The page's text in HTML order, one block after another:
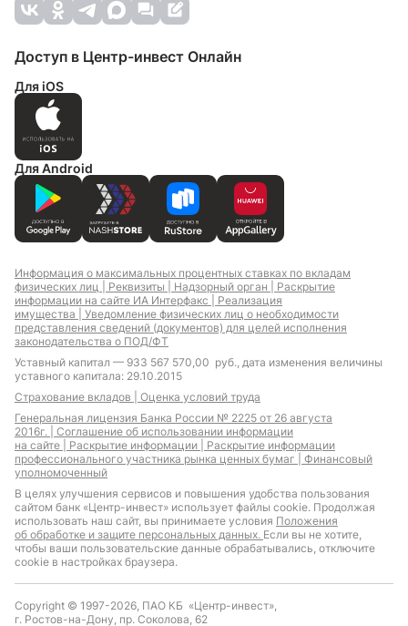
Доступ в Центр-инвест Онлайн
Для iOS
Для Android
Информация о максимальных процентных ставках по вкладам
физических лиц | Реквизиты | Надзорный орган | Раскрытие
информации на сайте ИА Интерфакс | Реализация
имущества | Уведомление физических лиц о необходимости
представления сведений (документов) для целей исполнения
законодательства о ПОД/ФТ
Уставный капитал — 933 567 570,00 руб., дата изменения величины
уставного капитала: 29.10.2015
Страхование вкладов | Оценка условий труда
Генеральная лицензия Банка России № 2225 от 26 августа
2016г. | Соглашение об использовании информации
на сайте | Раскрытие информации | Раскрытие информации
профессионального участника рынка ценных бумаг | Финансовый
уполномоченный
В целях улучшения сервисов и повышения удобства пользования
сайтом банк «Центр-инвест» использует файлы cookie. Продолжая
использовать наш сайт, вы принимаете условия Положения
об обработке и защите персональных данных. Если вы не хотите,
чтобы ваши пользовательские данные обрабатывались, отключите
cookie в настройках браузера.
Copyright © 1997-2026, ПАО КБ «Центр-инвест»,
г. Ростов-на-Дону, пр. Соколова, 62